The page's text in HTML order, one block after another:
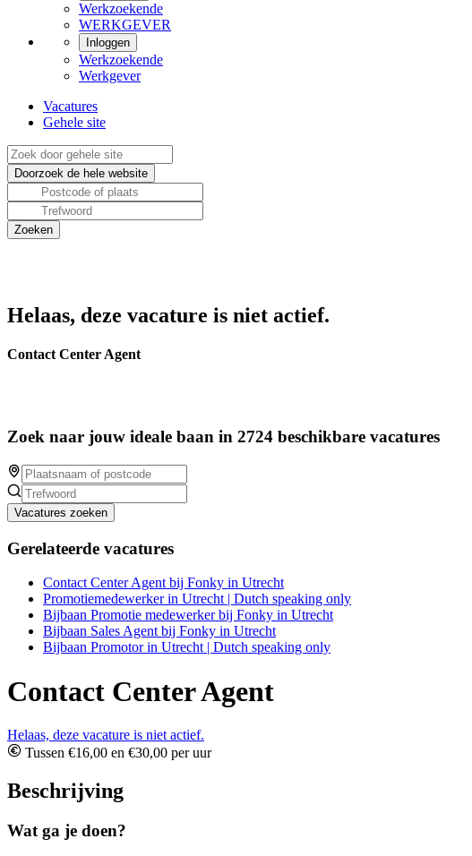
Werkzoekende
WERKGEVER
Inloggen
Werkzoekende
Werkgever
Vacatures
Gehele site
Helaas, deze vacature is niet actief.
Contact Center Agent
Zoek naar jouw ideale baan in 2724 beschikbare vacatures
Vacatures zoeken
Gerelateerde vacatures
Contact Center Agent bij Fonky in Utrecht
Promotiemedewerker in Utrecht | Dutch speaking only
Bijbaan Promotie medewerker bij Fonky in Utrecht
Bijbaan Sales Agent bij Fonky in Utrecht
Bijbaan Promotor in Utrecht | Dutch speaking only
Contact Center Agent
Helaas, deze vacature is niet actief.
Tussen €16,00 en €30,00 per uur
Beschrijving
Wat ga je doen?